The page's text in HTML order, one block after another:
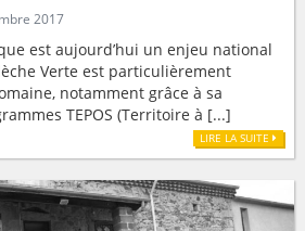
2017
est aujourd’hui un enjeu national
Verte est particulièrement
notamment grâce à sa
TEPOS (Territoire à [...]
LIRE LA SUITE